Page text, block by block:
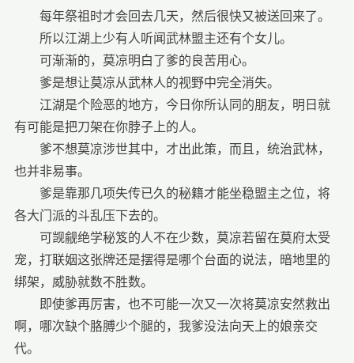
每年祭祖时才会回去几天，然后很快又被送回来了。
所以江湖上少有人听闻武林盟主还有个女儿。
可渐渐的，莫凉明白了爹的良苦用心。
爹是想让莫凉从武林人的视野中完全消失。
江湖是个险恶的地方，今日你所认同的朋友，明日就
有可能是把刀架在你脖子上的人。
爹不想莫凉涉世其中，才出此策，而且，统治武林，
也并非易事。
爹是靠那几项失传已久的秘籍才能坐稳盟主之位，将
各大门派的斗乱压下去的。
可觊觎绝学秘笈的人不在少数，莫凉若留在莫府太受
宠，打联姻这张牌还是摆得是哪个台面的说法，暗地里的
绑架，威胁就数不胜数。
即使爹再厉害，也不可能一次又一次将莫凉安然救出
啊，哪次缺个胳膊少个腿的，我爹没法向天上的娘亲交
代。